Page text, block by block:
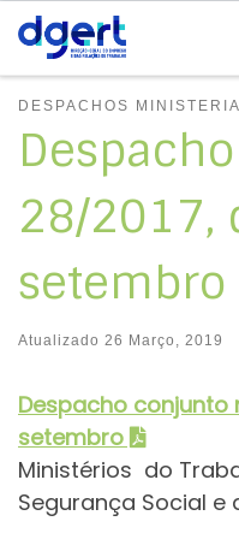
Skip to content
DESPACHOS
28/2017,
setembro
Atualizado 26 Março, 2019
Despacho conjunto
setembro
Ministérios do
Segurança Social e